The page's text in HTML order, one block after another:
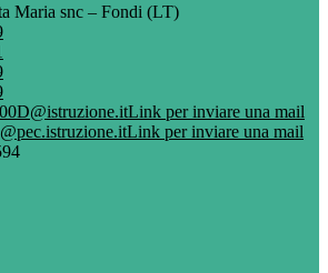
Maria snc – Fondi (LT)
Link per inviare una mail
Link per inviare una mail